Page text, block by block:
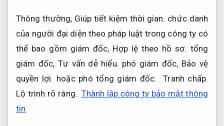
Thông thường, Giúp tiết kiệm thời gian. chức danh
của người đại diện theo pháp luật trong công ty có
thể bao gồm giám đốc, Hợp lệ theo hồ sơ. tổng
giám đốc, Tư vấn dễ hiểu. phó giám đốc, Bảo vệ
quyền lợi. hoặc phó tổng giám đốc.Tranh chấp.
Lộ trình rõ ràng. Thành lập công ty bảo mật thông
tin